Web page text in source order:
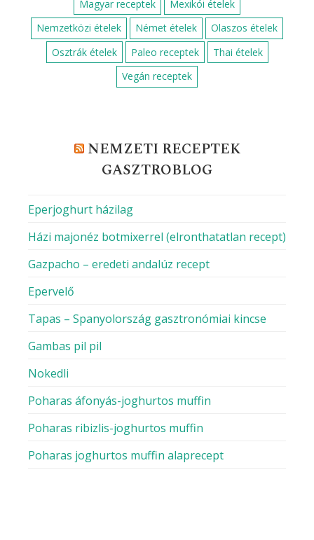
Magyar receptek
Mexikói ételek
Nemzetközi ételek
Német ételek
Olaszos ételek
Osztrák ételek
Paleo receptek
Thai ételek
Vegán receptek
NEMZETI RECEPTEK
GASZTROBLOG
Eperjoghurt házilag
Házi majonéz botmixerrel (elronthatatlan recept)
Gazpacho – eredeti andalúz recept
Epervelő
Tapas – Spanyolország gasztronómiai kincse
Gambas pil pil
Nokedli
Poharas áfonyás-joghurtos muffin
Poharas ribizlis-joghurtos muffin
Poharas joghurtos muffin alaprecept